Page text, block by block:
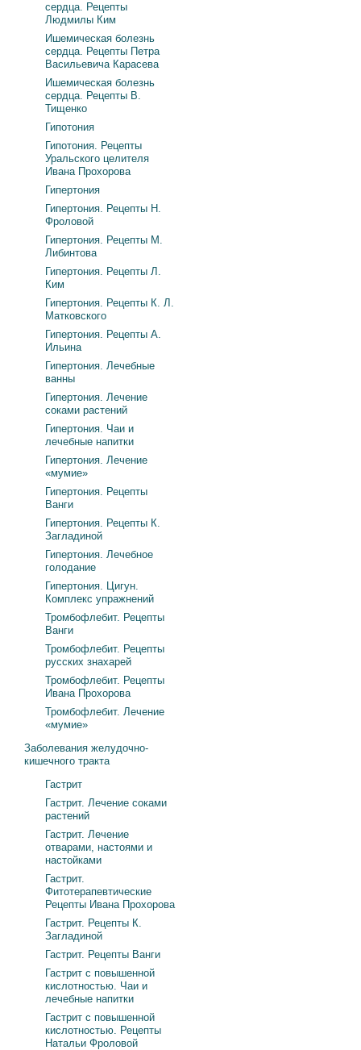
сердца. Рецепты
Людмилы Ким
Ишемическая болезнь
сердца. Рецепты Петра
Васильевича Карасева
Ишемическая болезнь
сердца. Рецепты В.
Тищенко
Гипотония
Гипотония. Рецепты
Уральского целителя
Ивана Прохорова
Гипертония
Гипертония. Рецепты Н.
Фроловой
Гипертония. Рецепты М.
Либинтова
Гипертония. Рецепты Л.
Ким
Гипертония. Рецепты К. Л.
Матковского
Гипертония. Рецепты А.
Ильина
Гипертония. Лечебные
ванны
Гипертония. Лечение
соками растений
Гипертония. Чаи и
лечебные напитки
Гипертония. Лечение
«мумие»
Гипертония. Рецепты
Ванги
Гипертония. Рецепты К.
Загладиной
Гипертония. Лечебное
голодание
Гипертония. Цигун.
Комплекс упражнений
Тромбофлебит. Рецепты
Ванги
Тромбофлебит. Рецепты
русских знахарей
Тромбофлебит. Рецепты
Ивана Прохорова
Тромбофлебит. Лечение
«мумие»
Заболевания желудочно-
кишечного тракта
Гастрит
Гастрит. Лечение соками
растений
Гастрит. Лечение
отварами, настоями и
настойками
Гастрит.
Фитотерапевтические
Рецепты Ивана Прохорова
Гастрит. Рецепты К.
Загладиной
Гастрит. Рецепты Ванги
Гастрит с повышенной
кислотностью. Чаи и
лечебные напитки
Гастрит с повышенной
кислотностью. Рецепты
Натальи Фроловой